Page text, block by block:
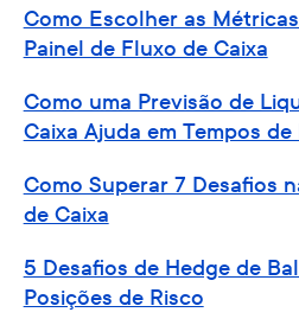
Como Escolher as
Painel de Fluxo de Caixa
Como uma Previsão de
Caixa Ajuda em Tempos
Como Superar 7 Desafios
de Caixa
5 Desafios de Hedge de
Posições de Risco